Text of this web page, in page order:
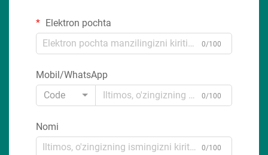
Elektron pochta
0/100
Mobil/WhatsApp
Code
0/100
Nomi
0/100